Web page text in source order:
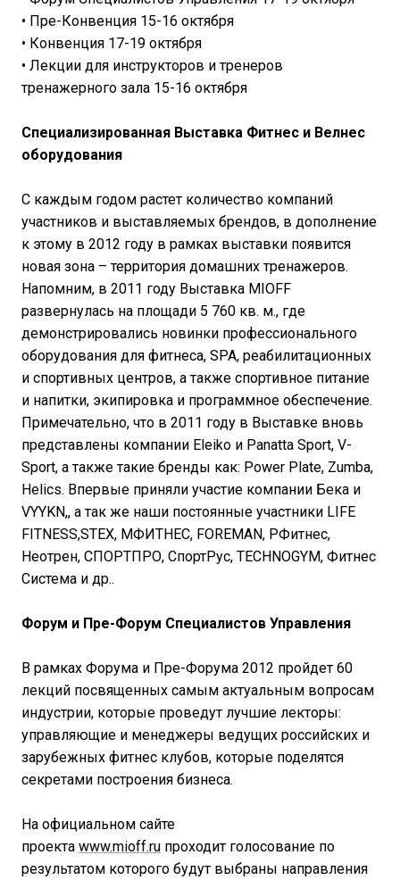
• Пре-Конвенция 15-16 октября
• Конвенция 17-19 октября
• Лекции для инструкторов и тренеров
тренажерного зала 15-16 октября
Специализированная Выставка Фитнес и Велнес
оборудования
С каждым годом растет количество компаний
участников и выставляемых брендов, в дополнение
к этому в 2012 году в рамках выставки появится
новая зона – территория домашних тренажеров.
Напомним, в 2011 году Выставка MIOFF
развернулась на площади 5 760 кв. м., где
демонстрировались новинки профессионального
оборудования для фитнеса, SPA, реабилитационных
и спортивных центров, а также спортивное питание
и напитки, экипировка и программное обеспечение.
Примечательно, что в 2011 году в Выставке вновь
представлены компании Eleiko и Panatta Sport, V-
Sport, а также такие бренды как: Power Plate, Zumba,
Helics. Впервые приняли участие компании Бека и
VYYKN,, а так же наши постоянные участники LIFE
FITNESS,STEX, МФИТНЕС, FOREMAN, РФитнес,
Неотрен, СПОРТПРО, СпортРус, TECHNOGYM, Фитнес
Система и др..
Форум и Пре-Форум Специалистов Управления
В рамках Форума и Пре-Форума 2012 пройдет 60
лекций посвященных самым актуальным вопросам
индустрии, которые проведут лучшие лекторы:
управляющие и менеджеры ведущих российских и
зарубежных фитнес клубов, которые поделятся
секретами построения бизнеса.
На официальном сайте
проекта www.mioff.ru проходит голосование по
результатом которого будут выбраны направления